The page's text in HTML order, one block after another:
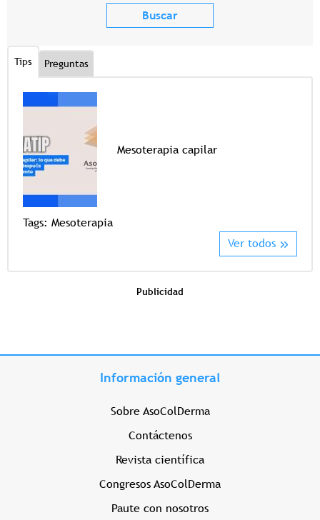
Tips Preguntas
Mesoterapia capilar
Tags: Mesoterapia
Ver todos
Publicidad
Información general
Sobre AsoColDerma
Contáctenos
Revista científica
Congresos AsoColDerma
Paute con nosotros